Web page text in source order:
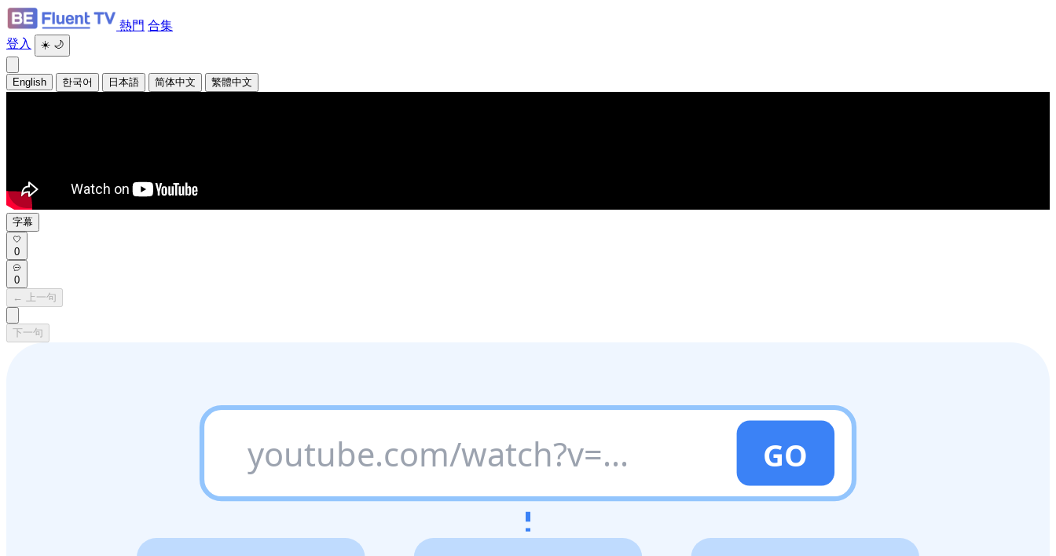
熱門 合集
登入
☀️ 🌙
English 한국어 日本語 简体中文 繁體中文
字幕
0
0
← 上一句
下一句